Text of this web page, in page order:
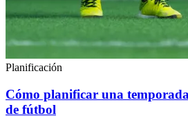
Planificación
Cómo planificar una
de fútbol